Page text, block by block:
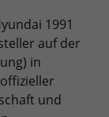
1991
auf der
in
und